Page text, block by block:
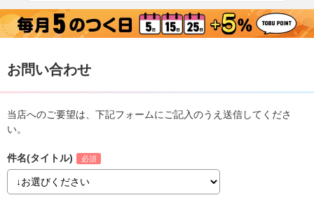
お問い合わせ
当店へのご要望は、下記フォームにご記入のうえ送信してくださ
い。
件名(タイトル)